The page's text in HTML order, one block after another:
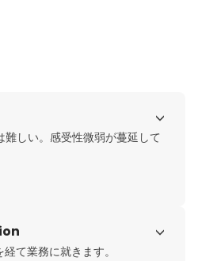
しい。感受性微弱が蔓延して
パニーを目指しています。
て業務に就きます。